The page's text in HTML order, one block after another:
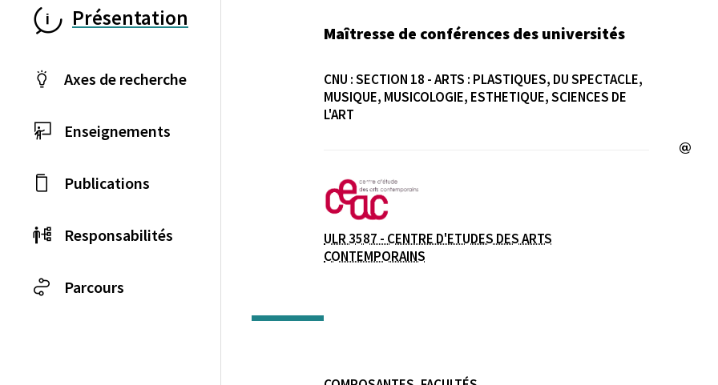
Maîtresse de conférences des universités
CNU :SECTION 18 - ARTS : PLASTIQUES, DU SPECTACLE,
MUSIQUE, MUSICOLOGIE, ESTHETIQUE, SCIENCES DE
L'ART
ULR 3587 - CENTRE D'ETUDES DES ARTS
CONTEMPORAINS
Présentation
Axes de recherche
Enseignements
Publications
Responsabilités
Parcours